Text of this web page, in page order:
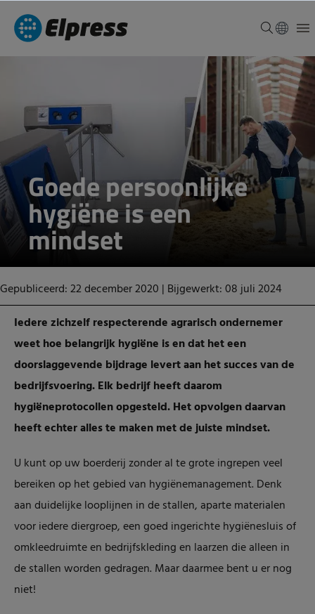
Goede persoonlijke
hygiëne is een
mindset
Gepubliceerd: 22 december 2020 | Bijgewerkt: 08 juli 2024
Iedere zichzelf respecterende agrarisch ondernemer
weet hoe belangrijk hygiëne is en dat het een
doorslaggevende bijdrage levert aan het succes van de
bedrijfsvoering. Elk bedrijf heeft daarom
hygiëneprotocollen opgesteld. Het opvolgen daarvan
heeft echter alles te maken met de juiste mindset.
U kunt op uw boerderij zonder al te grote ingrepen veel
bereiken op het gebied van hygiënemanagement. Denk
aan duidelijke looplijnen in de stallen, aparte materialen
voor iedere diergroep, een goed ingerichte hygiënesluis of
omkleedruimte en bedrijfskleding en laarzen die alleen in
de stallen worden gedragen. Maar daarmee bent u er nog
niet!